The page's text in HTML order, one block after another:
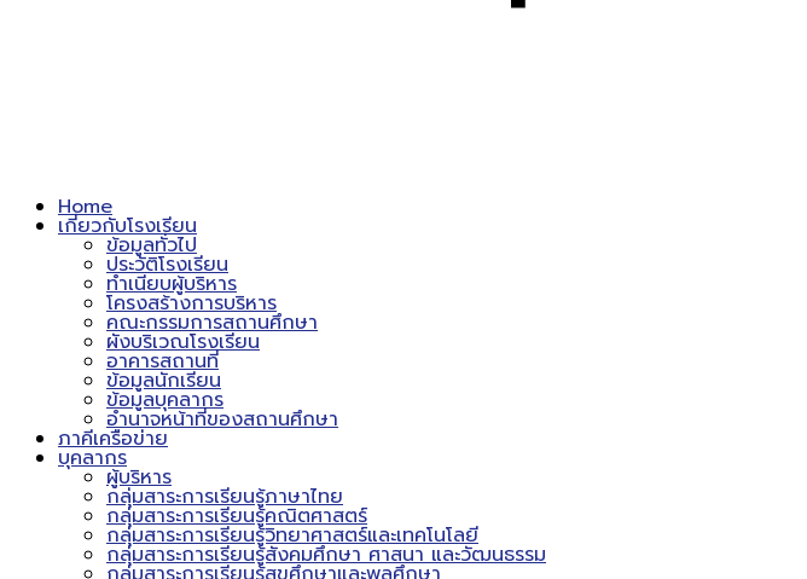
Home
เกี่ยวกับโรงเรียน
ข้อมูลทั่วไป
ประวัติโรงเรียน
ทำเนียบผู้บริหาร
โครงสร้างการบริหาร
คณะกรรมการสถานศึกษา
ผังบริเวณโรงเรียน
อาคารสถานที่
ข้อมูลนักเรียน
ข้อมูลบุคลากร
อำนาจหน้าที่ของสถานศึกษา
ภาคีเครือข่าย
บุคลากร
ผู้บริหาร
กลุ่มสาระการเรียนรู้ภาษาไทย
กลุ่มสาระการเรียนรู้คณิตศาสตร์
กลุ่มสาระการเรียนรู้วิทยาศาสตร์และเทคโนโลยี
กลุ่มสาระการเรียนรู้สังคมศึกษา ศาสนา และวัฒนธรรม